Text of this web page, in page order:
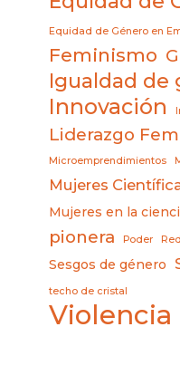
Equidad de Género en
Feminismo
Igualdad de
Innovación
Liderazgo
Microemprendimientos
Mujeres
Mujeres en la
pionera Poder
Sesgos de género
techo de cristal